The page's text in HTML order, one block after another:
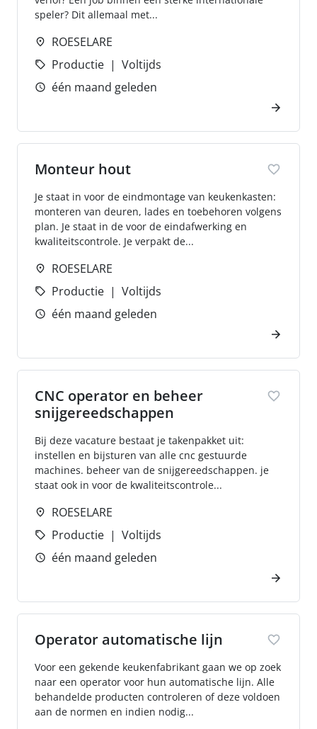
speler? Dit allemaal met...
ROESELARE
Productie
Voltijds
één maand geleden
Monteur hout
Je staat in voor de eindmontage van keukenkasten:
monteren van deuren, lades en toebehoren volgens
plan. Je staat in de voor de eindafwerking en
kwaliteitscontrole. Je verpakt de...
ROESELARE
Productie
Voltijds
één maand geleden
CNC operator en beheer
snijgereedschappen
Bij deze vacature bestaat je takenpakket uit:
instellen en bijsturen van alle cnc gestuurde
machines. beheer van de snijgereedschappen. je
staat ook in voor de kwaliteitscontrole...
ROESELARE
Productie
Voltijds
één maand geleden
Operator automatische lijn
Voor een gekende keukenfabrikant gaan we op zoek
naar een operator voor hun automatische lijn. Alle
behandelde producten controleren of deze voldoen
aan de normen en indien nodig...